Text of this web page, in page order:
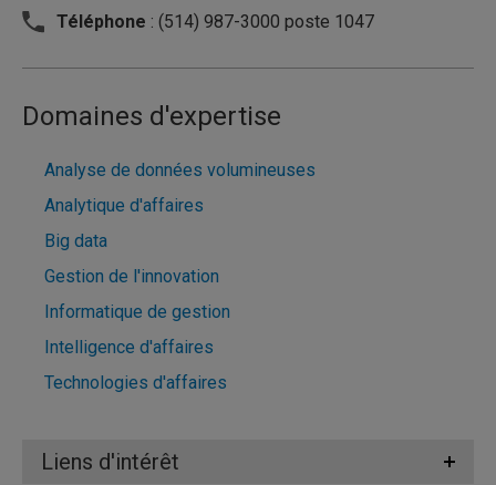
Téléphone : (514) 987-3000 poste 1047
Domaines d'expertise
Analyse de données volumineuses
Analytique d'affaires
Big data
Gestion de l'innovation
Informatique de gestion
Intelligence d'affaires
Technologies d'affaires
Liens d'intérêt